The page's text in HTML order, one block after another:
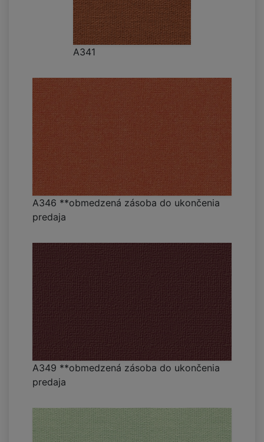
A341
A346 **obmedzená zásoba do ukončenia
predaja
A349 **obmedzená zásoba do ukončenia
predaja